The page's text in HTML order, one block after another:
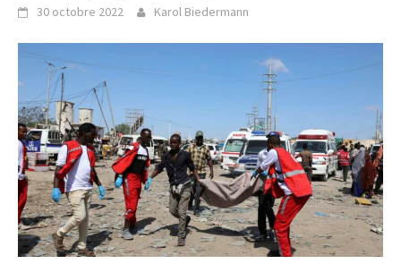
30 octobre 2022 Karol Biedermann